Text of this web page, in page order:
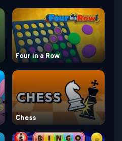
Four in a Row
Chess